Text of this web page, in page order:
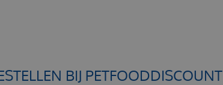
BIJ PETFOODDISCOUNT